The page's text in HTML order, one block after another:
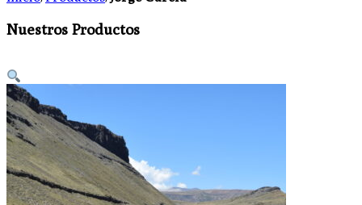
Nuestros Productos